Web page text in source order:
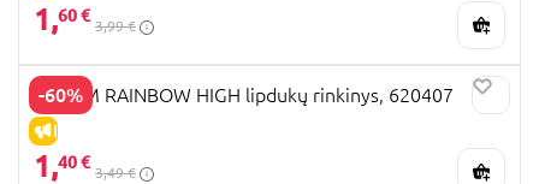
1,60 €
3,99 €
-60%
IŠPARDAVIMAS
TOTUM RAINBOW HIGH lipdukų rinkinys, 620407
1,40 €
3,49 €